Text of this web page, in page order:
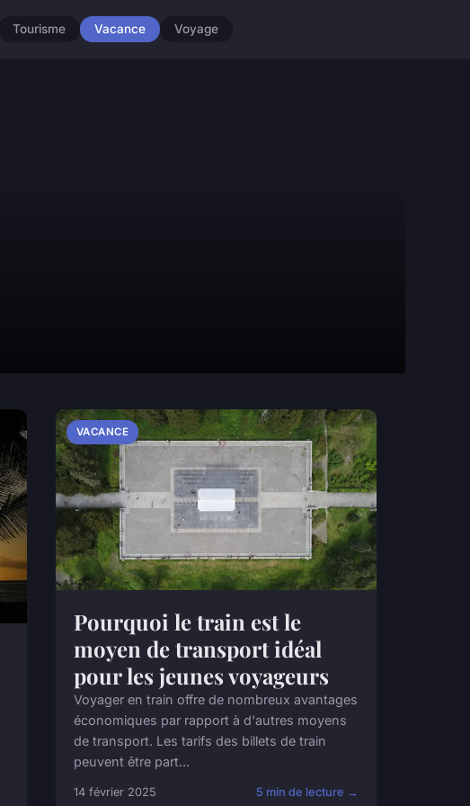
Tourisme Vacance Voyage
VACANCE
Pourquoi le train est le
moyen de transport idéal
pour les jeunes voyageurs
Voyager en train offre de nombreux avantages
économiques par rapport à d'autres moyens
de transport. Les tarifs des billets de train
peuvent être part...
14 février 2025 5 min de lecture →